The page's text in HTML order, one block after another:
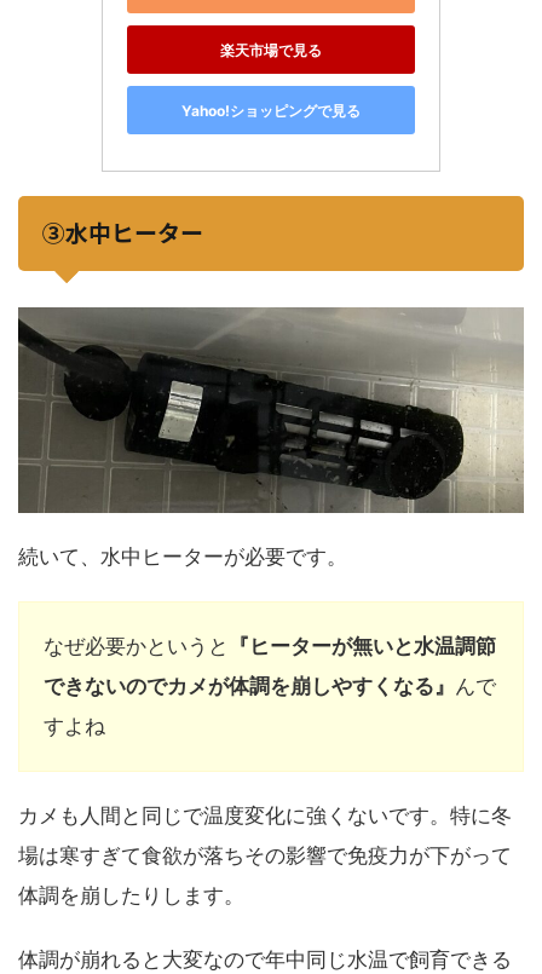
楽天市場で見る
Yahoo!ショッピングで見る
③水中ヒーター
続いて、水中ヒーターが必要です。
なぜ必要かというと
『ヒーターが無いと水温調節
できないのでカメが体調を崩しやすくなる』 んで
すよね
カメも人間と同じで温度変化に強くないです。特に冬
場は寒すぎて食欲が落ちその影響で免疫力が下がって
体調を崩したりします。
体調が崩れると大変なので年中同じ水温で飼育できる